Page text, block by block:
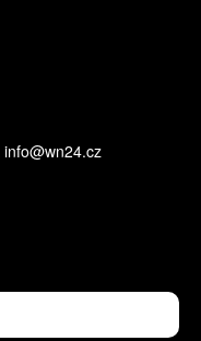
info@wn24.cz